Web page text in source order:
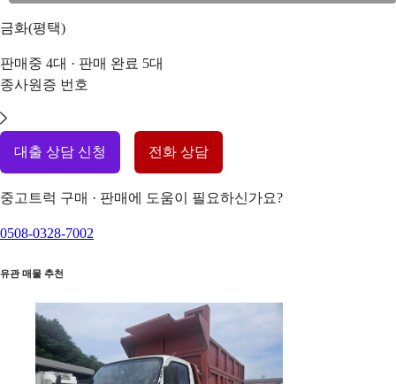
금화(평택)
판매중 4대 · 판매 완료 5대
종사원증 번호
대출 상담 신청 전화 상담
중고트럭 구매 · 판매에 도움이 필요하신가요?
0508-0328-7002
유관 매물 추천